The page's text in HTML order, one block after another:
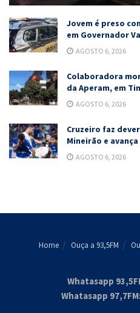
Jovem é preso
em Governador
AGOSTO 6, 2026
Colaboradora
da Aperam, em
AGOSTO 6, 2026
Cruzeiro faz
Mineirão e
AGOSTO 6, 2026
Home Ouça a 93,5FM
Whatasapp
Whatasapp